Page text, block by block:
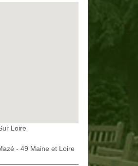
Loire
- 49 Maine et Loire